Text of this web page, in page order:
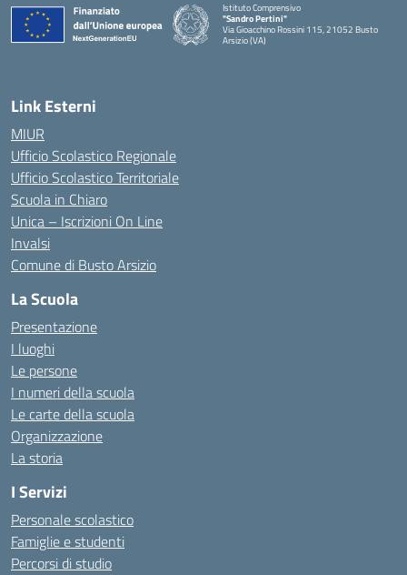
Istituto Comprensivo
"Sandro Pertini"
Via Gioacchino Rossini 115, 21052 Busto
Arsizio (VA)
Link Esterni
MIUR
Ufficio Scolastico Regionale
Ufficio Scolastico Territoriale
Scuola in Chiaro
Unica – Iscrizioni On Line
Invalsi
Comune di Busto Arsizio
La Scuola
Presentazione
I luoghi
Le persone
I numeri della scuola
Le carte della scuola
Organizzazione
La storia
I Servizi
Personale scolastico
Famiglie e studenti
Percorsi di studio